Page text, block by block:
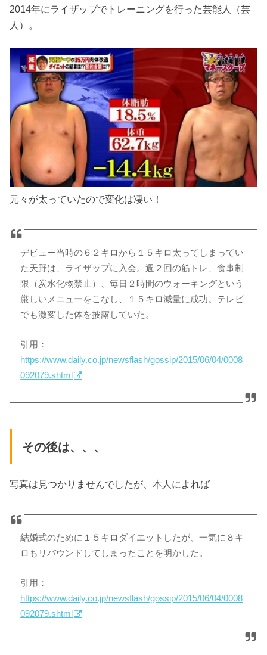
2014年にライザップでトレーニングを行った芸能人（芸
人）。
元々が太っていたので変化は凄い！
デビュー当時の６２キロから１５キロ太ってしまってい
た天野は、ライザップに入会。週２回の筋トレ、食事制
限（炭水化物禁止）、毎日２時間のウォーキングという
厳しいメニューをこなし、１５キロ減量に成功。テレビ
でも激変した体を披露していた。
引用：
https://www.daily.co.jp/newsflash/gossip/2015/06/04/0008
092079.shtml
その後は、、、
写真は見つかりませんでしたが、本人によれば
結婚式のために１５キロダイエットしたが、一気に８キ
ロもリバウンドしてしまったことを明かした。
引用：
https://www.daily.co.jp/newsflash/gossip/2015/06/04/0008
092079.shtml